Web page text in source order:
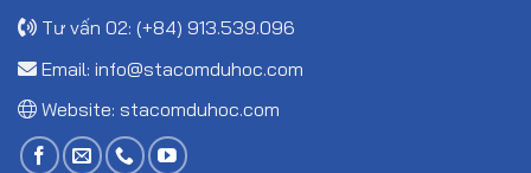
Tư vấn 02: (+84) 913.539.096
Email: info@stacomduhoc.com
Website: stacomduhoc.com